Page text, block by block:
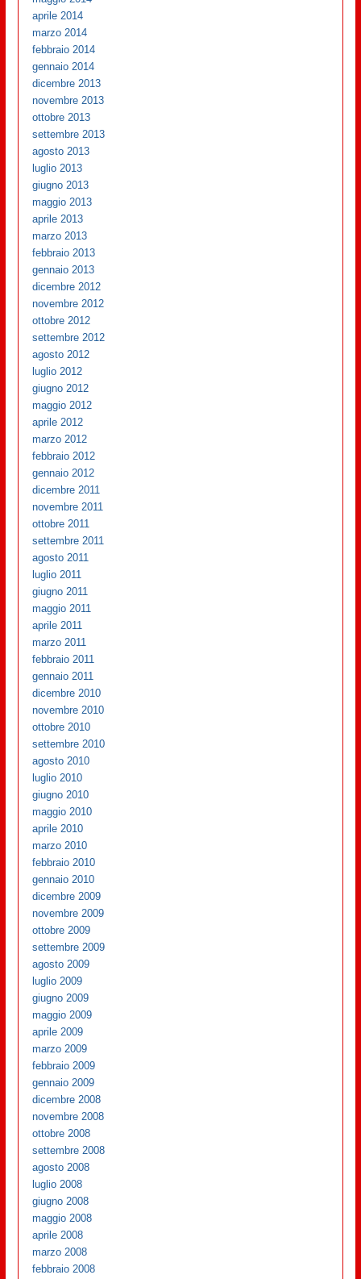
aprile 2014
marzo 2014
febbraio 2014
gennaio 2014
dicembre 2013
novembre 2013
ottobre 2013
settembre 2013
agosto 2013
luglio 2013
giugno 2013
maggio 2013
aprile 2013
marzo 2013
febbraio 2013
gennaio 2013
dicembre 2012
novembre 2012
ottobre 2012
settembre 2012
agosto 2012
luglio 2012
giugno 2012
maggio 2012
aprile 2012
marzo 2012
febbraio 2012
gennaio 2012
dicembre 2011
novembre 2011
ottobre 2011
settembre 2011
agosto 2011
luglio 2011
giugno 2011
maggio 2011
aprile 2011
marzo 2011
febbraio 2011
gennaio 2011
dicembre 2010
novembre 2010
ottobre 2010
settembre 2010
agosto 2010
luglio 2010
giugno 2010
maggio 2010
aprile 2010
marzo 2010
febbraio 2010
gennaio 2010
dicembre 2009
novembre 2009
ottobre 2009
settembre 2009
agosto 2009
luglio 2009
giugno 2009
maggio 2009
aprile 2009
marzo 2009
febbraio 2009
gennaio 2009
dicembre 2008
novembre 2008
ottobre 2008
settembre 2008
agosto 2008
luglio 2008
giugno 2008
maggio 2008
aprile 2008
marzo 2008
febbraio 2008